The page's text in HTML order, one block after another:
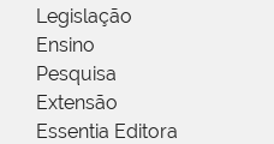
Legislação
Ensino
Pesquisa
Extensão
Essentia Editora